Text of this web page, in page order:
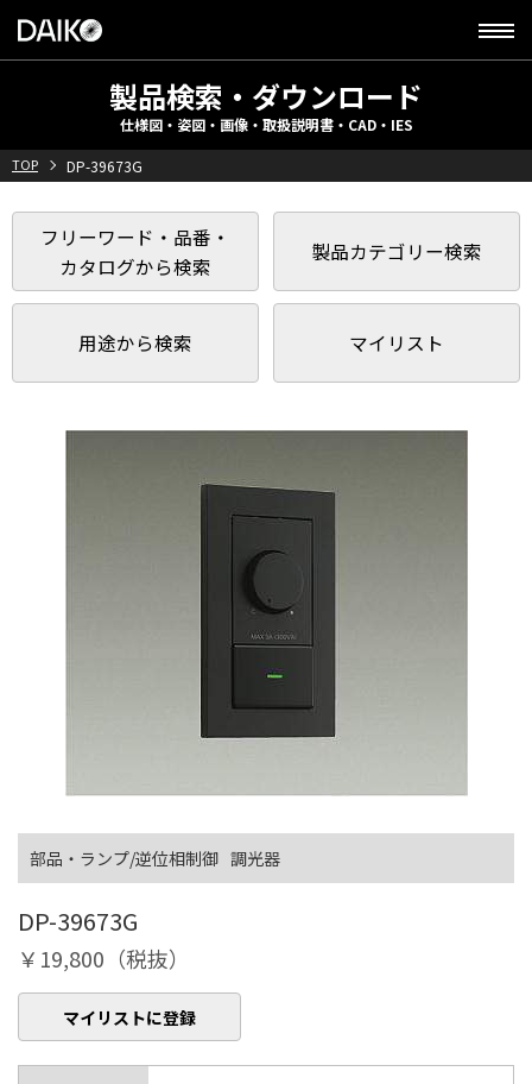
製品検索・ダウンロード
仕様図・姿図・画像・取扱説明書・CAD・IES
TOP DP-39673G
フリーワード・品番・
カタログから検索
製品カテゴリー検索
用途から検索 マイリスト
部品・ランプ/逆位相制御 調光器
DP-39673G
￥19,800（税抜）
マイリストに登録